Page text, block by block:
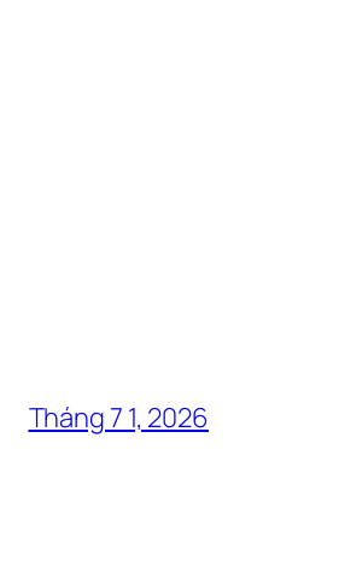
Tháng 7 1, 2026